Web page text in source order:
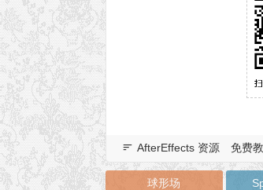
AfterEffects 资源 免费
球形场